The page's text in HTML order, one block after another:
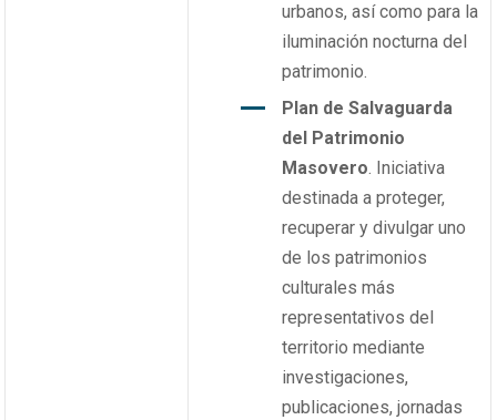
urbanos, así como para la
iluminación nocturna del
patrimonio.
Plan de Salvaguarda
del Patrimonio
Masovero. Iniciativa
destinada a proteger,
recuperar y divulgar uno
de los patrimonios
culturales más
representativos del
territorio mediante
investigaciones,
publicaciones, jornadas